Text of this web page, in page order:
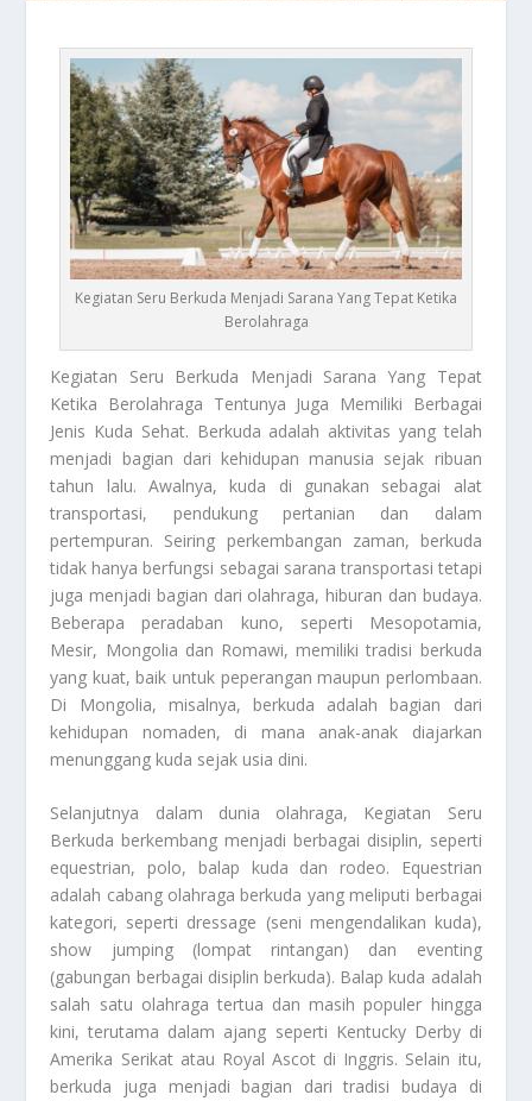
Kegiatan Seru Berkuda Menjadi Sarana Yang Tepat Ketika
Berolahraga
Kegiatan Seru Berkuda Menjadi Sarana Yang Tepat
Ketika Berolahraga Tentunya Juga Memiliki Berbagai
Jenis Kuda Sehat. Berkuda adalah aktivitas yang telah
menjadi bagian dari kehidupan manusia sejak ribuan
tahun lalu. Awalnya, kuda di gunakan sebagai alat
transportasi, pendukung pertanian dan dalam
pertempuran. Seiring perkembangan zaman, berkuda
tidak hanya berfungsi sebagai sarana transportasi tetapi
juga menjadi bagian dari olahraga, hiburan dan budaya.
Beberapa peradaban kuno, seperti Mesopotamia,
Mesir, Mongolia dan Romawi, memiliki tradisi berkuda
yang kuat, baik untuk peperangan maupun perlombaan.
Di Mongolia, misalnya, berkuda adalah bagian dari
kehidupan nomaden, di mana anak-anak diajarkan
menunggang kuda sejak usia dini.
Selanjutnya dalam dunia olahraga, Kegiatan Seru
Berkuda berkembang menjadi berbagai disiplin, seperti
equestrian, polo, balap kuda dan rodeo. Equestrian
adalah cabang olahraga berkuda yang meliputi berbagai
kategori, seperti dressage (seni mengendalikan kuda),
show jumping (lompat rintangan) dan eventing
(gabungan berbagai disiplin berkuda). Balap kuda adalah
salah satu olahraga tertua dan masih populer hingga
kini, terutama dalam ajang seperti Kentucky Derby di
Amerika Serikat atau Royal Ascot di Inggris. Selain itu,
berkuda juga menjadi bagian dari tradisi budaya di